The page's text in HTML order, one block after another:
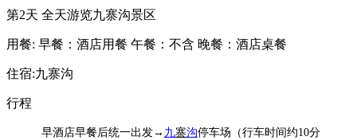
第2天 全天游览九寨沟景区
用餐: 早餐：酒店用餐 午餐：不含 晚餐：酒店桌餐
住宿:九寨沟
行程
早酒店早餐后统一出发→ 九寨沟停车场（行车时间约10分